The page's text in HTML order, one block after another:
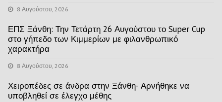
8 Αυγούστου, 2026
ΕΠΣ Ξάνθη: Την Τετάρτη 26 Αυγούστου το Super Cup
στο γήπεδο των Κιμμερίων με φιλανθρωπικό
χαρακτήρα
8 Αυγούστου, 2026
Χειροπέδες σε άνδρα στην Ξάνθη- Αρνήθηκε να
υποβληθεί σε έλεγχο μέθης